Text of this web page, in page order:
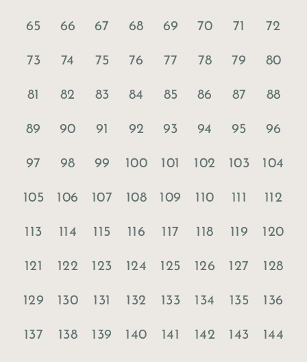
65 66 67 68 69 70 71 72
73 74 75 76 77 78 79 80
81 82 83 84 85 86 87 88
89 90 91 92 93 94 95 96
97 98 99 100 101 102 103 104
105 106 107 108 109 110 111 112
113 114 115 116 117 118 119 120
121 122 123 124 125 126 127 128
129 130 131 132 133 134 135 136
137 138 139 140 141 142 143 144